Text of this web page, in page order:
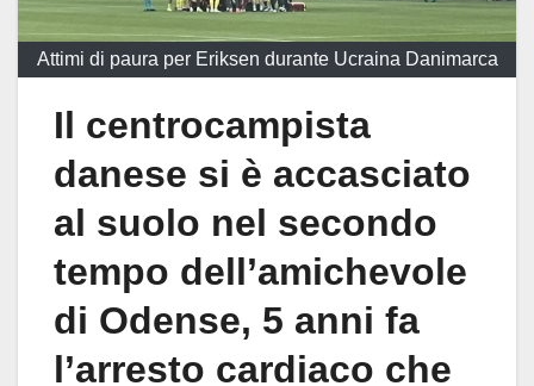
Attimi di paura per Eriksen durante Ucraina Danimarca
Il centrocampista
danese si è accasciato
al suolo nel secondo
tempo dell’amichevole
di Odense, 5 anni fa
l’arresto cardiaco che